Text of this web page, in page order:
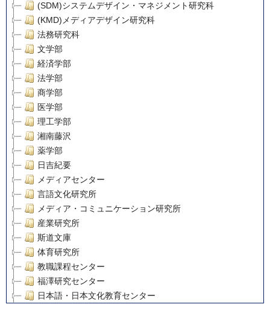
(SDM)システムデザイン・マネジメント研究科
(KMD)メディアデザイン研究科
法務研究科
文学部
経済学部
法学部
商学部
医学部
理工学部
湘南藤沢
薬学部
日吉紀要
メディアセンター
言語文化研究所
メディア・コミュニケーション研究所
産業研究所
斯道文庫
体育研究所
教職課程センター
福澤研究センター
日本語・日本文化教育センター